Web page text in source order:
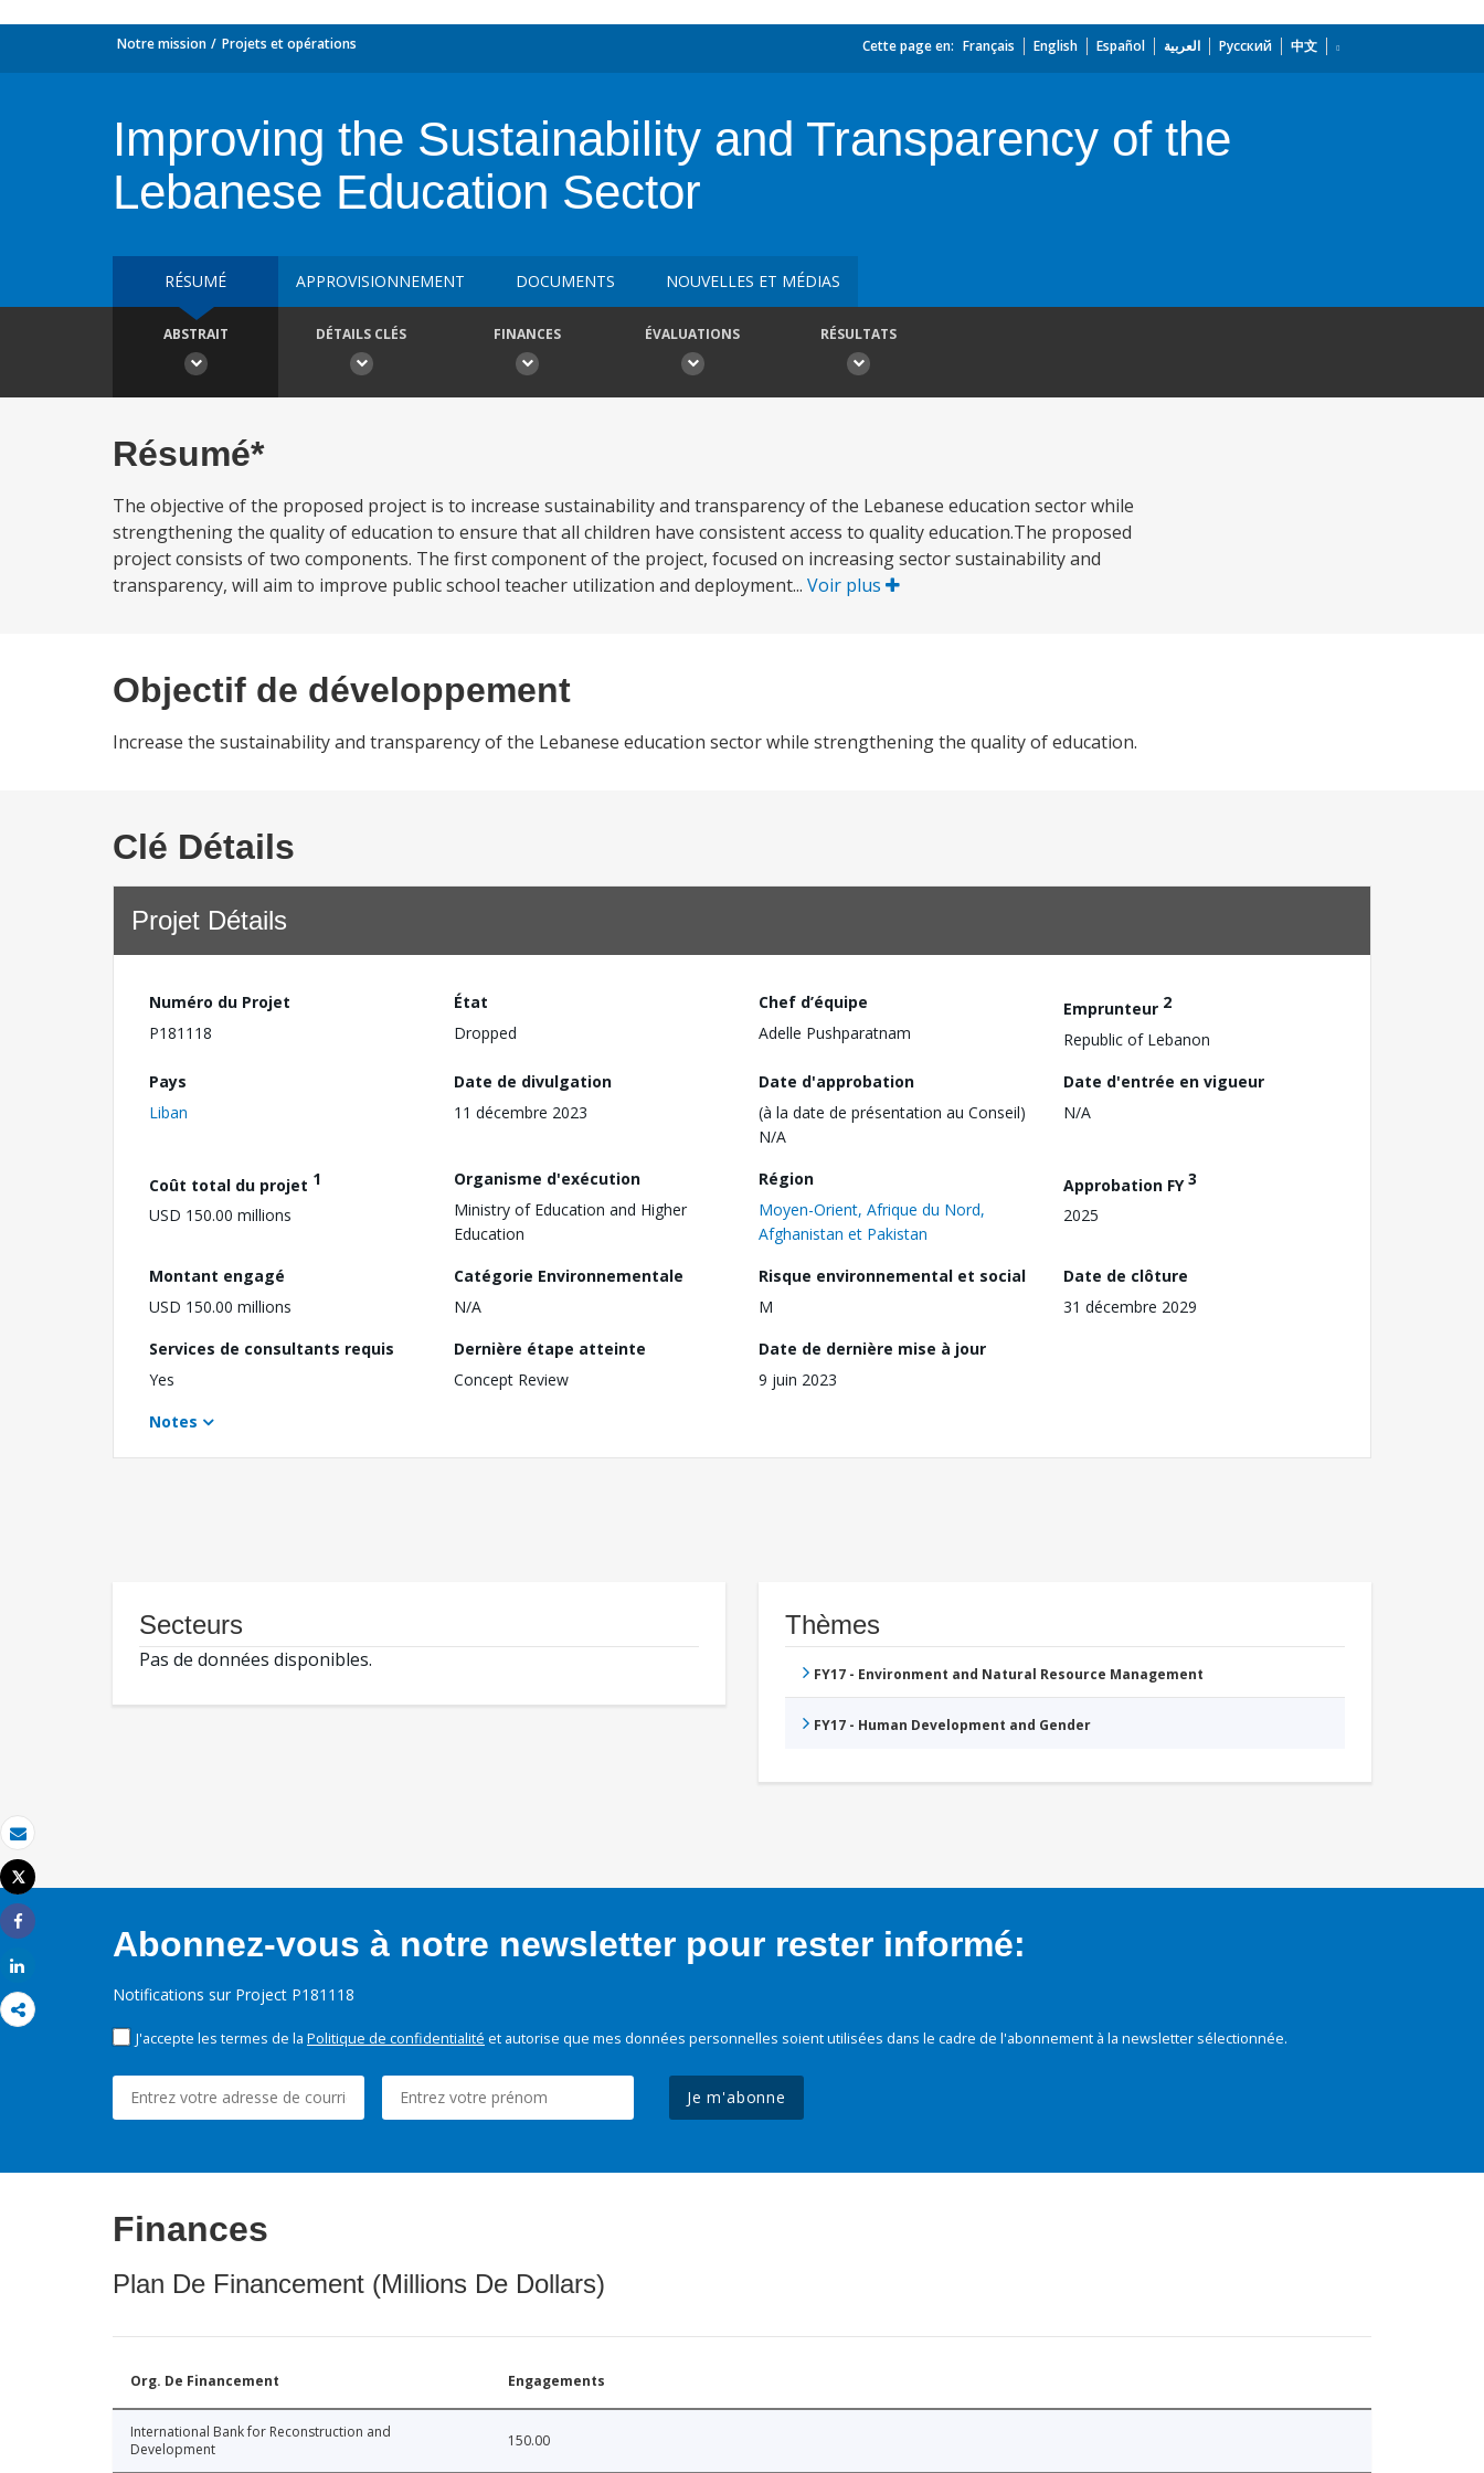
Email
Imprimer
Tweet
Share
Notre mission Projets et opérations Cette page en: Français English Español العربية Русский 中文
Improving the Sustainability and Transparency of the
Lebanese Education Sector
RÉSUMÉ APPROVISIONNEMENT DOCUMENTS NOUVELLES ET MÉDIAS
ABSTRAIT DÉTAILS CLÉS FINANCES ÉVALUATIONS RÉSULTATS
Résumé*
The objective of the proposed project is to increase sustainability and transparency of the Lebanese education sector while
strengthening the quality of education to ensure that all children have consistent access to quality education.The proposed
project consists of two components. The first component of the project, focused on increasing sector sustainability and
transparency, will aim to improve public school teacher utilization and deployment... Voir plus
Objectif de développement
Increase the sustainability and transparency of the Lebanese education sector while strengthening the quality of education.
Clé Détails
Projet Détails
Numéro du Projet
P181118
État
Dropped
Chef d’équipe
Adelle Pushparatnam
Emprunteur 2
Republic of Lebanon
Pays
Liban
Date de divulgation
11 décembre 2023
Date d'approbation
(à la date de présentation au Conseil)
N/A
Date d'entrée en vigueur
N/A
Coût total du projet 1
USD 150.00 millions
Organisme d'exécution
Ministry of Education and Higher
Education
Région
Moyen-Orient, Afrique du Nord,
Afghanistan et Pakistan
Approbation FY3
2025
Montant engagé
USD 150.00 millions
Catégorie Environnementale
N/A
Risque environnemental et social
M
Date de clôture
31 décembre 2029
Services de consultants requis
Yes
Dernière étape atteinte
Concept Review
Date de dernière mise à jour
9 juin 2023
Notes
Secteurs
Pas de données disponibles.
Thèmes
FY17 - Environment and Natural Resource Management
FY17 - Human Development and Gender
Abonnez-vous à notre newsletter pour rester informé:
Notifications sur Project P181118
J'accepte les termes de la Politique de confidentialité et autorise que mes données personnelles soient utilisées dans le cadre de l'abonnement à la newsletter sélectionnée.
Je m'abonne
Finances
Plan De Financement (Millions De Dollars)
Org. De Financement Engagements
International Bank for Reconstruction and
Development
150.00